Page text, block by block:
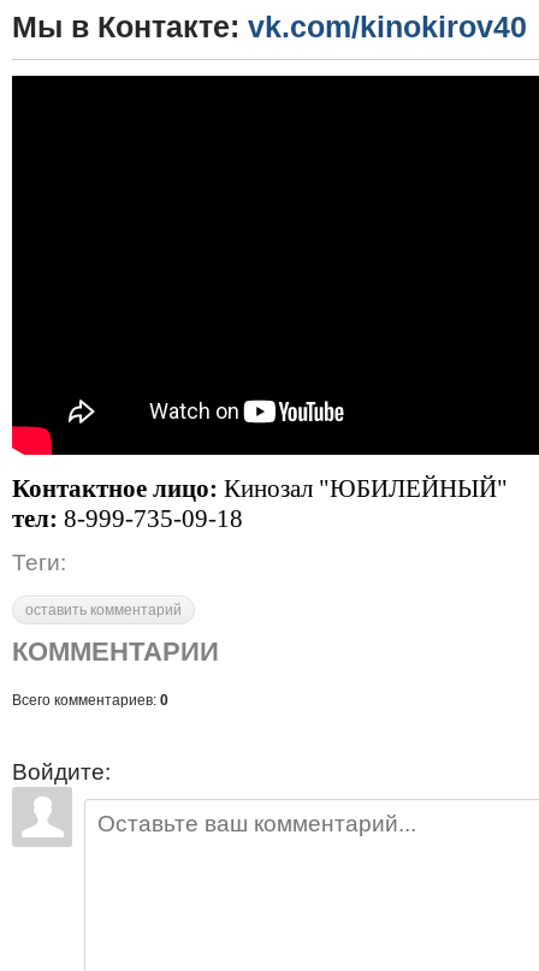
Мы в Контакте: vk.com/kinokirov40
Контактное лицо: Кинозал "ЮБИЛЕЙНЫЙ"
тел: 8-999-735-09-18
Теги:
оставить комментарий
КОММЕНТАРИИ
Всего комментариев: 0
Войдите: